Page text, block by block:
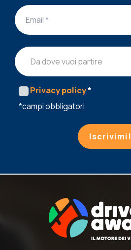
Da dove vuoi partire
Privacy policy*
*campi obbligatori
Iscrivimi!